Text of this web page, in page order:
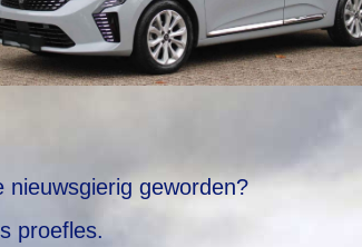
geworden?
proefles.